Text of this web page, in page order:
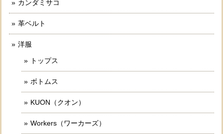
カンダミサコ
革ベルト
洋服
トップス
ボトムス
KUON（クオン）
Workers（ワーカーズ）